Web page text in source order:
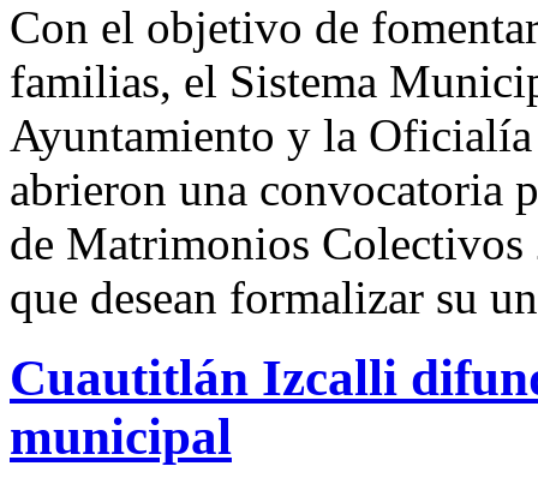
Con el objetivo de
familias, el Sistema
Ayuntamiento y la
abrieron una convocatoria
de Matrimonios Colectivos
que desean formalizar su
Cuautitlán Izcalli
municipal